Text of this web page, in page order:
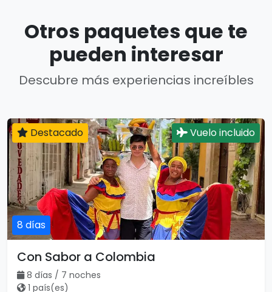
Otros paquetes que te
pueden interesar
Descubre más experiencias increíbles
8 días
Destacado Vuelo incluido
Con Sabor a Colombia
8 días / 7 noches
1 país(es)